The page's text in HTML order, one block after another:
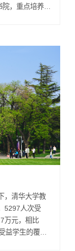
，重点培养基
、水木、紫荆
，清华大学教
5297人次受
万元，相比
益学生的覆盖